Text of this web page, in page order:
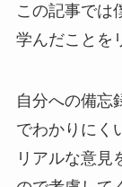
この記事では
学んだことを
自分への備忘
でわかりにく
リアルな意見